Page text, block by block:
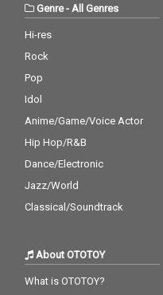
Genre- All Genres
Hi-res
Rock
Pop
Idol
Anime/Game/Voice Actor
Hip Hop/R&B
Dance/Electronic
Jazz/World
Classical/Soundtrack
About OTOTOY
What is OTOTOY?